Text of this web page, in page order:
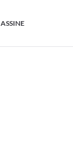
ASSINE